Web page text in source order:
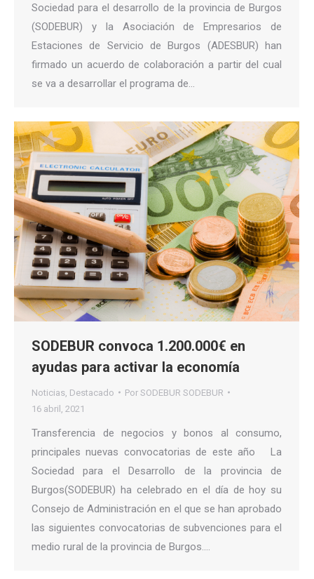
Sociedad para el desarrollo de la provincia de Burgos
(SODEBUR) y la Asociación de Empresarios de
Estaciones de Servicio de Burgos (ADESBUR) han
firmado un acuerdo de colaboración a partir del cual
se va a desarrollar el programa de…
SODEBUR convoca 1.200.000€ en
ayudas para activar la economía
Noticias Destacado Por SODEBUR SODEBUR
16 abril, 2021
Transferencia de negocios y bonos al consumo,
principales nuevas convocatorias de este año La
Sociedad para el Desarrollo de la provincia de
Burgos(SODEBUR) ha celebrado en el día de hoy su
Consejo de Administración en el que se han aprobado
las siguientes convocatorias de subvenciones para el
medio rural de la provincia de Burgos.…